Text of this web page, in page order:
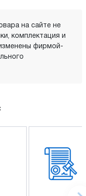
на сайте не
комплектация и
фирмой-